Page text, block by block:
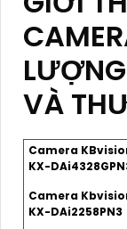
VÀ
Camera
KX-
Camera
KX-DAi2258PN3